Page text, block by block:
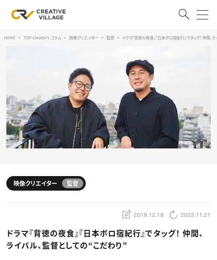
会員登録
RECRUIT
クリエイター求人を探す
CREATIVE JOB求人検索
特集求人
採用説明会
スキルアップしたい！
デザイン
編集・ライティング
マーケティング
ディレクション
業界解説・キャリア事情
TOP Creator’s コラム
Webクリエイター
アプリクリエイター
ゲームクリエイター
映像クリエイター
セミナー
HOME TOP Creator's コラム 映像クリエイター 監督 ドラマ『背徳の夜食』『日本ボロ宿紀行』でタッグ！ 仲間、
映像クリエイター 監督
2019.12.18 2023.11.21
ドラマ『背徳の夜食』『日本ボロ宿紀行』でタッグ！ 仲間、
ライバル、監督としての“こだわり”